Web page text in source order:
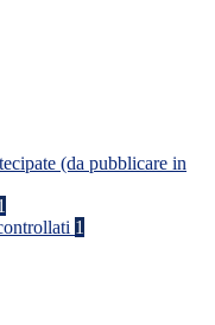
(da pubblicare in
1